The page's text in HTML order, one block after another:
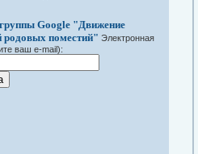
Google "Движение
родовых поместий" Электронная
ваш e-mail):